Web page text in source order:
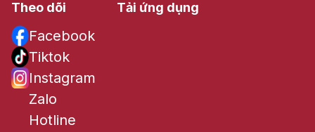
Theo dõi
Facebook
Tiktok
Instagram
Zalo
Hotline
Tải ứng dụng